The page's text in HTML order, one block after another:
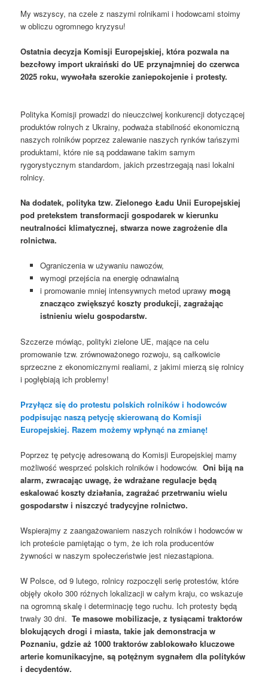
My wszyscy, na czele z naszymi rolnikami i hodowcami stoimy
w obliczu ogromnego kryzysu!
Ostatnia decyzja Komisji Europejskiej, która pozwala na
bezcłowy import ukraiński do UE przynajmniej do czerwca
2025 roku, wywołała szerokie zaniepokojenie i protesty.
Polityka Komisji prowadzi do nieuczciwej konkurencji dotyczącej
produktów rolnych z Ukrainy, podważa stabilność ekonomiczną
naszych rolników poprzez zalewanie naszych rynków tańszymi
produktami, które nie są poddawane takim samym
rygorystycznym standardom, jakich przestrzegają nasi lokalni
rolnicy.
Na dodatek, polityka tzw. Zielonego Ładu Unii Europejskiej
pod pretekstem transformacji gospodarek w kierunku
neutralności klimatycznej, stwarza nowe zagrożenie dla
rolnictwa.
Ograniczenia w używaniu nawozów,
wymogi przejścia na energię odnawialną
i promowanie mniej intensywnych metod uprawy mogą
znacząco zwiększyć koszty produkcji, zagrażając
istnieniu wielu gospodarstw.
Szczerze mówiąc, polityki zielone UE, mające na celu
promowanie tzw. zrównoważonego rozwoju, są całkowicie
sprzeczne z ekonomicznymi realiami, z jakimi mierzą się rolnicy
i pogłębiają ich problemy!
Przyłącz się do protestu polskich rolników i hodowców
podpisując naszą petycję skierowaną do Komisji
Europejskiej. Razem możemy wpłynąć na zmianę!
Poprzez tę petycję adresowaną do Komisji Europejskiej mamy
możliwość wesprzeć polskich rolników i hodowców.Oni biją na
alarm, zwracając uwagę, że wdrażane regulacje będą
eskalować koszty działania, zagrażać przetrwaniu wielu
gospodarstw i niszczyć tradycyjne rolnictwo.
Wspierajmy z zaangażowaniem naszych rolników i hodowców w
ich proteście pamiętając o tym, że ich rola producentów
żywności w naszym społeczeństwie jest niezastąpiona.
W Polsce, od 9 lutego, rolnicy rozpoczęli serię protestów, które
objęły około 300 różnych lokalizacji w całym kraju, co wskazuje
na ogromną skalę i determinację tego ruchu. Ich protesty będą
trwały 30 dni.Te masowe mobilizacje, z tysiącami traktorów
blokujących drogi i miasta, takie jak demonstracja w
Poznaniu, gdzie aż 1000 traktorów zablokowało kluczowe
arterie komunikacyjne, są potężnym sygnałem dla polityków
i decydentów.